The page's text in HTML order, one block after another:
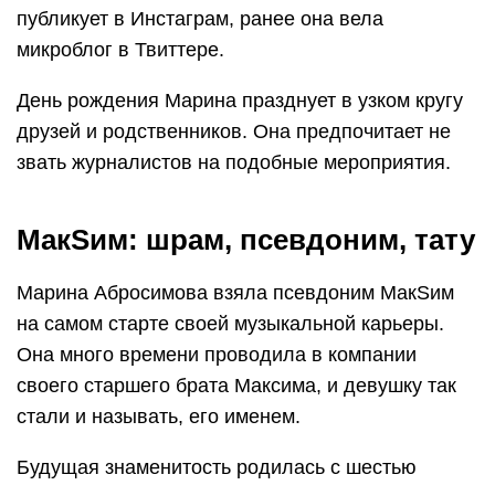
публикует в Инстаграм, ранее она вела
микроблог в Твиттере.
День рождения Марина празднует в узком кругу
друзей и родственников. Она предпочитает не
звать журналистов на подобные мероприятия.
МакSим: шрам, псевдоним, тату
Марина Абросимова взяла псевдоним МакSим
на самом старте своей музыкальной карьеры.
Она много времени проводила в компании
своего старшего брата Максима, и девушку так
стали и называть, его именем.
Будущая знаменитость родилась с шестью